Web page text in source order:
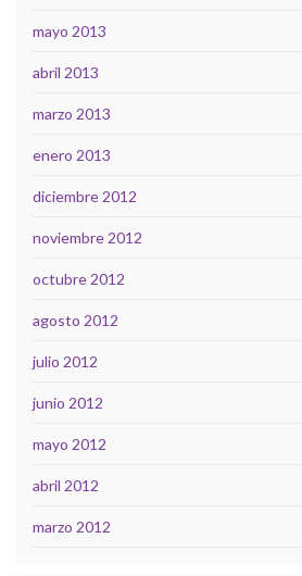
mayo 2013
abril 2013
marzo 2013
enero 2013
diciembre 2012
noviembre 2012
octubre 2012
agosto 2012
julio 2012
junio 2012
mayo 2012
abril 2012
marzo 2012